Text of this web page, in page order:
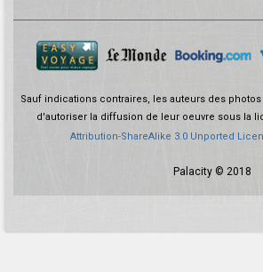
Sauf indications contraires, les auteurs des
d'autoriser la diffusion de leur oeuvre sous la
Attribution-ShareAlike 3.0 Unported
Palacity © 2018